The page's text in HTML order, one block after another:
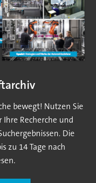
bewegt! Nutzen Sie
Recherche und
Die
zu 14 Tage nach